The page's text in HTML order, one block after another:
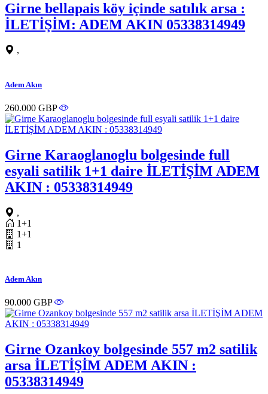
Girne bellapais köy içinde satılık arsa :
İLETİŞİM: ADEM AKIN 05338314949
,
Adem Akın
260.000 GBP
Girne Karaoglanoglu bolgesinde full
esyali satilik 1+1 daire İLETİŞİM ADEM
AKIN : 05338314949
,
1+1
1+1
1
Adem Akın
90.000 GBP
Girne Ozankoy bolgesinde 557 m2 satilik
arsa İLETİŞİM ADEM AKIN :
05338314949